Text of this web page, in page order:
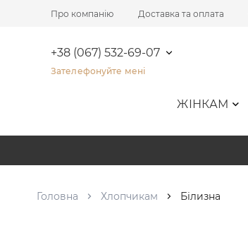
Про компанію Доставка та оплата
+38 (067) 532-69-07
Зателефонуйте мені
ЖІНКАМ
Головна Хлопчикам Білизна